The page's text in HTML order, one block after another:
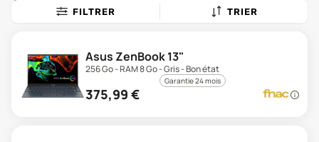
FILTRER TRIER
Asus ZenBook 13"
256 Go - RAM 8 Go - Gris - Bon état
Garantie 24 mois
375,99 €